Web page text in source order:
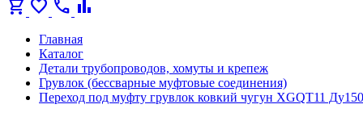
shopping_cart favorite call bar_chart
Главная
Каталог
Детали трубопроводов, хомуты и крепеж
Грувлок (бессварные муфтовые соединения)
Переход под муфту грувлок ковкий чугун XGQT11